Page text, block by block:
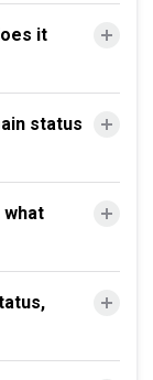
it
status
what